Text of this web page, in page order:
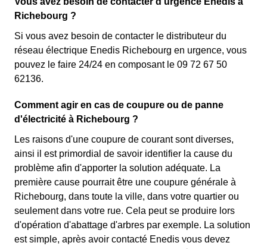
Richebourg ?
Si vous avez besoin de contacter le distributeur du
réseau électrique Enedis Richebourg en urgence, vous
pouvez le faire 24/24 en composant le 09 72 67 50
62136.
Comment agir en cas de coupure ou de panne
d'électricité à Richebourg ?
Les raisons d'une coupure de courant sont diverses,
ainsi il est primordial de savoir identifier la cause du
problème afin d'apporter la solution adéquate. La
première cause pourrait être une coupure générale à
Richebourg, dans toute la ville, dans votre quartier ou
seulement dans votre rue. Cela peut se produire lors
d'opération d'abattage d'arbres par exemple. La solution
est simple, après avoir contacté Enedis vous devez